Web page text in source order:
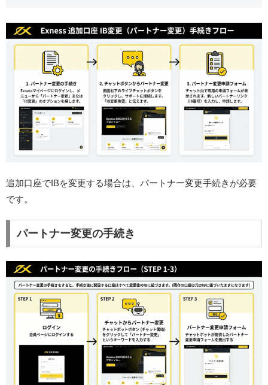
追加口座でIBを変更する場合は、パートナー変更手続きが必要
です。
パートナー変更の手続き